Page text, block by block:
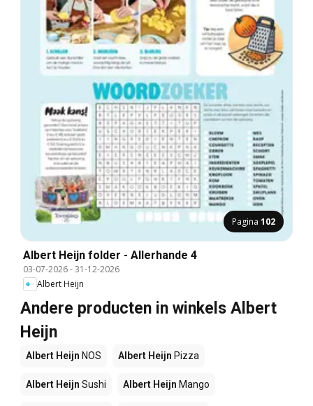
Pagina 102
Albert Heijn folder - Allerhande 4
03-07-2026-31-12-2026
Albert Heijn
Andere producten in winkels Albert
Heijn
Albert Heijn NOS Albert Heijn Pizza
Albert Heijn Sushi Albert Heijn Mango